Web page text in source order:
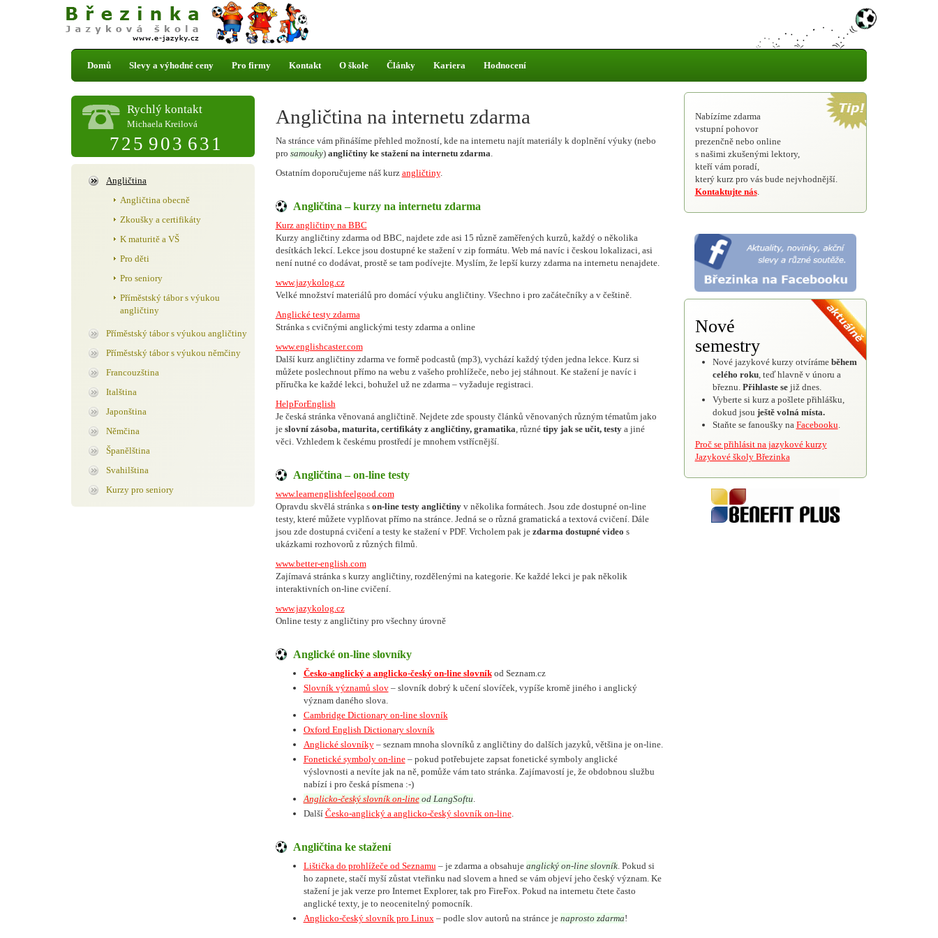
Domů Slevy a výhodné ceny Pro firmy Kontakt O škole Články Kariera Hodnocení
Rychlý kontakt
Michaela Kreilová
725 903 631
Angličtina
Angličtina obecně
Zkoušky a certifikáty
K maturitě a VŠ
Pro děti
Pro seniory
Příměstský tábor s výukou
angličtiny
Příměstský tábor s výukou angličtiny
Příměstský tábor s výukou němčiny
Francouzština
Italština
Japonština
Němčina
Španělština
Svahilština
Kurzy pro seniory
Angličtina na internetu zdarma
Na stránce vám přinášíme přehled možností, kde na internetu najít materiály k doplnění výuky (nebo
pro samouky) angličtiny ke stažení na internetu zdarma.
Ostatním doporučujeme náš kurz angličtiny.
Angličtina – kurzy na internetu zdarma
Kurz angličtiny na BBC
Kurzy angličtiny zdarma od BBC, najdete zde asi 15 různě zaměřených kurzů, každý o několika
desítkách lekcí. Lekce jsou dostupné ke stažení v zip formátu. Web má navíc i českou lokalizaci, asi
není nutné co dodávat, prostě se tam podívejte. Myslím, že lepší kurzy zdarma na internetu nenajdete.
www.jazykolog.cz
Velké množství materiálů pro domácí výuku angličtiny. Všechno i pro začátečníky a v češtině.
Anglické testy zdarma
Stránka s cvičnými anglickými testy zdarma a online
www.englishcaster.com
Další kurz angličtiny zdarma ve formě podcastů (mp3), vychází každý týden jedna lekce. Kurz si
můžete poslechnout přímo na webu z vašeho prohlížeče, nebo jej stáhnout. Ke stažení je navíc i
příručka ke každé lekci, bohužel už ne zdarma – vyžaduje registraci.
HelpForEnglish
Je česká stránka věnovaná angličtině. Nejdete zde spousty článků věnovaných různým tématům jako
je slovní zásoba, maturita, certifikáty z angličtiny, gramatika, různé tipy jak se učit, testya jiné
věci. Vzhledem k českému prostředí je mnohem vstřícnější.
Angličtina – on-line testy
www.learnenglishfeelgood.com
Opravdu skvělá stránka s on-line testy angličtinyv několika formátech. Jsou zde dostupné on-line
testy, které můžete vyplňovat přímo na stránce. Jedná se o různá gramatická a textová cvičení. Dále
jsou zde dostupná cvičení a testy ke stažení v PDF. Vrcholem pak je zdarma dostupné video s
ukázkami rozhovorů z různých filmů.
www.better-english.com
Zajímavá stránka s kurzy angličtiny, rozdělenými na kategorie. Ke každé lekci je pak několik
interaktivních on-line cvičení.
www.jazykolog.cz
Online testy z angličtiny pro všechny úrovně
Anglické on-line slovníky
Česko-anglický a anglicko-český on-line slovníkod Seznam.cz
Slovník významů slov– slovník dobrý k učení slovíček, vypíše kromě jiného i anglický
význam daného slova.
Cambridge Dictionary on-line slovník
Oxford English Dictionary slovník
Anglické slovníky– seznam mnoha slovníků z angličtiny do dalších jazyků, většina je on-line.
Fonetické symboly on-line– pokud potřebujete zapsat fonetické symboly anglické
výslovnosti a nevíte jak na ně, pomůže vám tato stránka. Zajímavostí je, že obdobnou službu
nabízí i pro česká písmena :-)
Anglicko-český slovník on-lineod LangSoftu.
Další Česko-anglický a anglicko-český slovník on-line.
Angličtina ke stažení
Lištička do prohlížeče od Seznamu– je zdarma a obsahuje anglický on-line slovník. Pokud si
ho zapnete, stačí myší zůstat vteřinku nad slovem a hned se vám objeví jeho český význam. Ke
stažení je jak verze pro Internet Explorer, tak pro FireFox. Pokud na internetu čtete často
anglické texty, je to neocenitelný pomocník.
Anglicko-český slovník pro Linux– podle slov autorů na stránce je naprosto zdarma!
Nabízíme zdarma
vstupní pohovor
prezenčně nebo online
s našimi zkušenými lektory,
kteří vám poradí,
který kurz pro vás bude nejvhodnější.
Kontaktujte nás.
Nové
semestry
Nové jazykové kurzy otvíráme během
celého roku, teď hlavně v únoru a
březnu. Přihlaste sejiž dnes.
Vyberte si kurz a pošlete přihlášku,
dokud jsou ještě volná místa.
Staňte se fanoušky na Facebooku
Proč se přihlásit na jazykové kurzy
Jazykové školy Březinka